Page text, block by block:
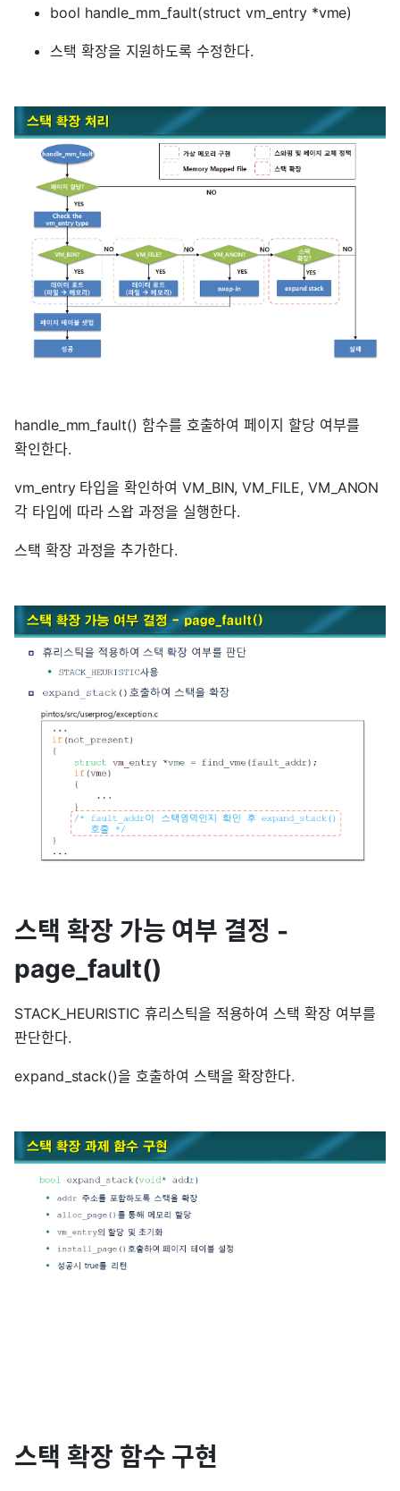
bool handle_mm_fault(struct vm_entry *vme)
스택 확장을 지원하도록 수정한다.
handle_mm_fault() 함수를 호출하여 페이지 할당 여부를
확인한다.
vm_entry 타입을 확인하여 VM_BIN, VM_FILE, VM_ANON
각 타입에 따라 스왑 과정을 실행한다.
스택 확장 과정을 추가한다.
스택 확장 가능 여부 결정 -
page_fault()
STACK_HEURISTIC 휴리스틱을 적용하여 스택 확장 여부를
판단한다.
expand_stack()을 호출하여 스택을 확장한다.
스택 확장 함수 구현